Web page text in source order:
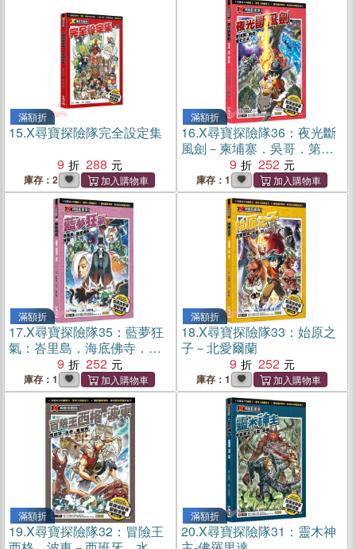
滿額折
15.X尋寶探險隊完全設定集
9
288
庫存：2
滿額折
16.X尋寶探險隊36：夜光斷
風劍－柬埔寨．吳哥．第七
9 252
庫存：1
滿額折
17.X尋寶探險隊35：藍夢狂
氣：峇里島．海底佛寺．神
9 252
庫存：1
滿額折
18.X尋寶探險隊33：始原之
子－北愛爾蘭
9
252
庫存：1
滿額折
19.X尋寶探險隊32：冒險王
滿額折
20.X尋寶探險隊31：靈木神